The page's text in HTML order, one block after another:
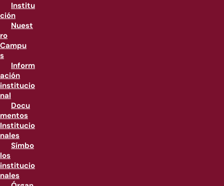
Institu
ción
Nuest
ro
Campu
s
Inform
ación
institucio
nal
Docu
mentos
Institucio
nales
Símbo
los
institucio
nales